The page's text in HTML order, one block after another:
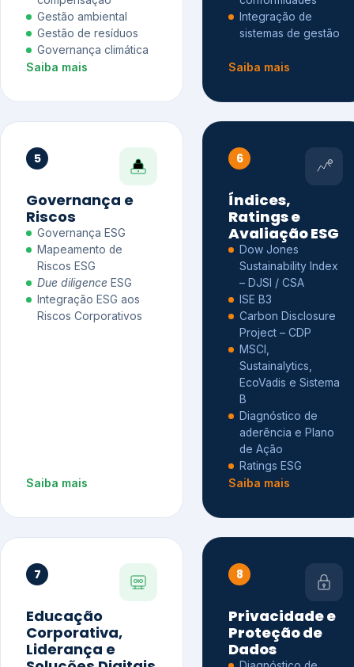
Gestão ambiental
Gestão de resíduos
Governança climática
Saiba mais
Integração de
sistemas de gestão
Saiba mais
5
Governança e
Riscos
Governança ESG
Mapeamento de
Riscos ESG
Due diligence ESG
Integração ESG aos
Riscos Corporativos
Saiba mais
6
Índices,
Ratings e
Avaliação ESG
Dow Jones
Sustainability Index
– DJSI / CSA
ISE B3
Carbon Disclosure
Project – CDP
MSCI,
Sustainalytics,
EcoVadis e Sistema
B
Diagnóstico de
aderência e Plano
de Ação
Ratings ESG
Saiba mais
7
Educação
Corporativa,
Liderança e
8
Privacidade e
Proteção de
Dados